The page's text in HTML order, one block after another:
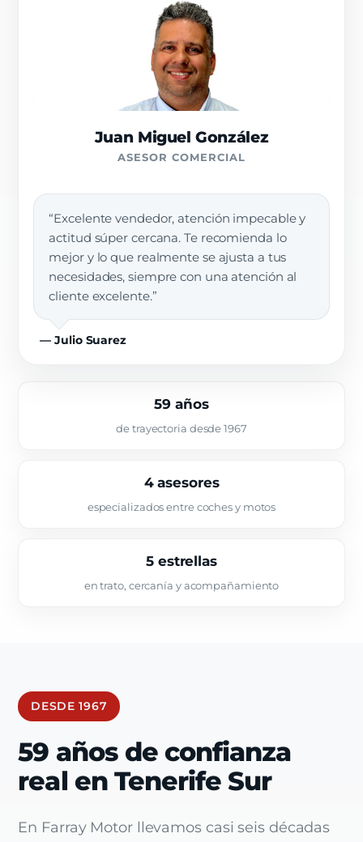
Juan Miguel González
ASESOR COMERCIAL
“Excelente vendedor, atención impecable y
actitud súper cercana. Te recomienda lo
mejor y lo que realmente se ajusta a tus
necesidades, siempre con una atención al
cliente excelente.”
— Julio Suarez
59 años
de trayectoria desde 1967
4 asesores
especializados entre coches y motos
5 estrellas
en trato, cercanía y acompañamiento
DESDE 1967
59 años de confianza
real en Tenerife Sur
En Farray Motor llevamos casi seis décadas